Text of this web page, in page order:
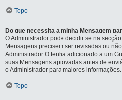
Topo
Do que necessita a minha Mensagem
O Administrador pode decidir se na
Mensagens precisem ser revisadas ou
Administrador O tenha adicionado a um
suas Mensagens aprovadas antes de
o Administrador para maiores informações.
Topo